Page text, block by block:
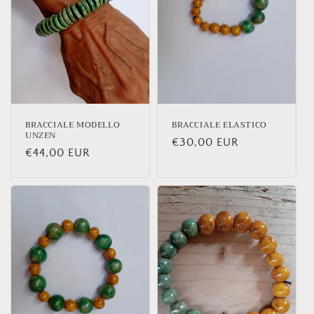
BRACCIALE MODELLO
UNZEN
Prezzo
listino
€44,00 EUR
BRACCIALE ELASTICO
Prezzo
€30,00 EUR